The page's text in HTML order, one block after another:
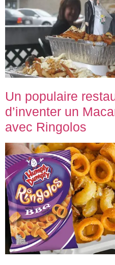
Un populaire
d’inventer un
avec Ringolos